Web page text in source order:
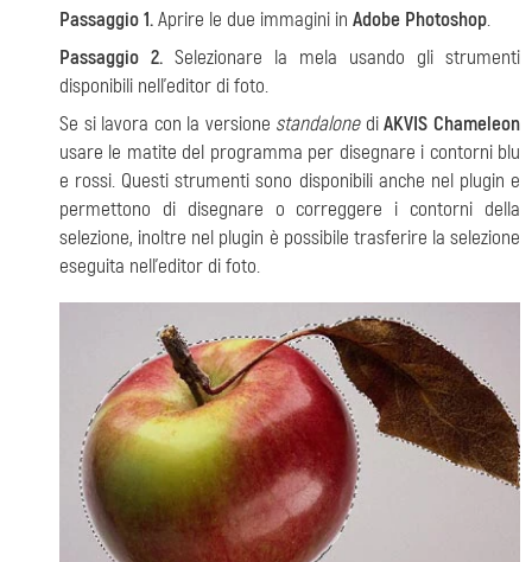
Passaggio 1.Aprire le due immagini in Adobe Photoshop.
Passaggio 2. Selezionare la mela usando gli strumenti
disponibili nell'editor di foto.
Se si lavora con la versione standalonediAKVIS Chameleon
usare le matite del programma per disegnare i contorni blu
e rossi. Questi strumenti sono disponibili anche nel plugin e
permettono di disegnare o correggere i contorni della
selezione, inoltre nel plugin è possibile trasferire la selezione
eseguita nell’editor di foto.